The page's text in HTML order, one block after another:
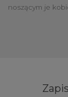
noszącym je